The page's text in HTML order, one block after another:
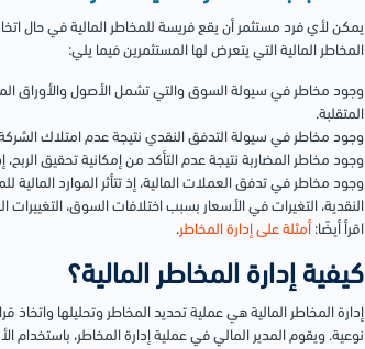
يمكن لأي فرد مستثمر أن يقع فريسة للمخاطر المالية في حال
المخاطر المالية التي يتعرض لها المستثمرين فيما يلي:
وجود مخاطر في سيولة السوق والتي تشمل الأصول والأوراق
المتقلبة.
وجود مخاطر في سيولة التدفق النقدي نتيجة عدم امتلاك الشركة
وجود مخاطر المضاربة نتيجة عدم التأكد من إمكانية تحقيق
وجود مخاطر في تدفق العملات المالية، إذ تتأثر الموارد
النقدية، التغيرات في الأسعار بسبب اختلافات السوق، التغييرات
اقرأ أيضًا: أمثلة على إدارة المخاطر.
كيفية إدارة المخاطر المالية؟
إدارة المخاطر المالية هي عملية تحديد المخاطر وتحليلها واتخاذ
نوعية. ويقوم المدير المالي في عملية إدارة المخاطر، باستخدام